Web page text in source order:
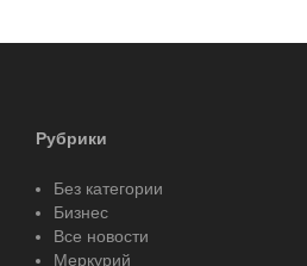
Рубрики
Без категории
Бизнес
Все новости
Меркурий